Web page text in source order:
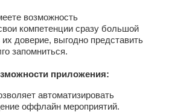
возможность
компетенции сразу большой
доверие, выгодно представить
запомниться.
приложения:
автоматизировать
оффлайн мероприятий.